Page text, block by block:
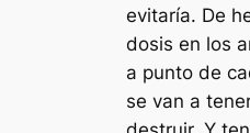
evitaría. De
dosis en los
a punto de
se van a